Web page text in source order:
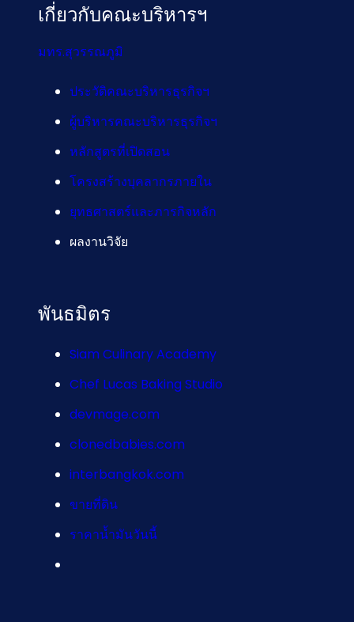
เกี่ยวกับคณะบริหารฯ
มทร.สุวรรณภูมิ
ประวัติคณะบริหารธุรกิจฯ
ผู้บริหารคณะบริหารธุรกิจฯ
หลักสูตรที่เปิดสอน
โครงสร้างบุคลากรภายใน
ยุทธศาสตร์และภารกิจหลัก
ผลงานวิจัย
พันธมิตร
Siam Culinary Academy
Chef Lucas Baking Studio
devmage.com
clonedbabies.com
interbangkok.com
ขายที่ดิน
ราคาน้ำมันวันนี้